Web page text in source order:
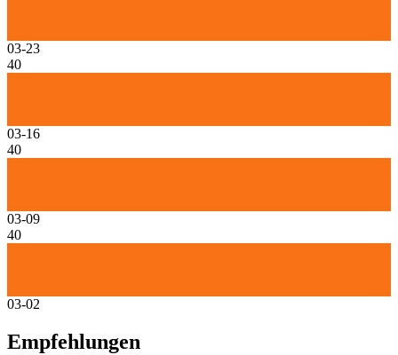
03-23
40
03-16
40
03-09
40
03-02
Empfehlungen